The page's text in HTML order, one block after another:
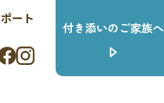
ート
付き添いのご家族へ